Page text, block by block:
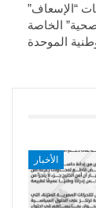
“الإسعاف”
الخاصة
الموحدة
الأخبار